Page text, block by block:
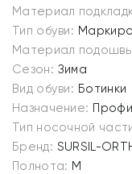
Материал
Тип обуви:
Материал
Сезон: Зима
Вид обуви: Ботинки
Назначение:
Тип носочной
Бренд: SURSIL-
Полнота: M